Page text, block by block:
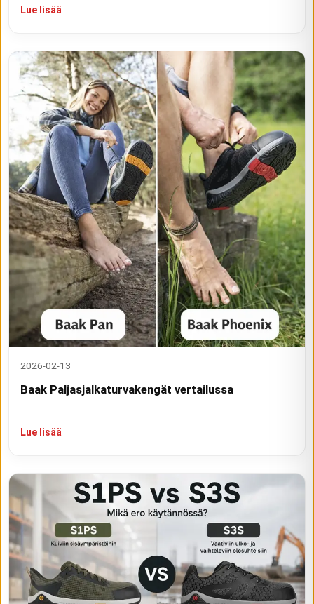
Lue lisää
2026-02-13
Baak Paljasjalkaturvakengät vertailussa
Lue lisää